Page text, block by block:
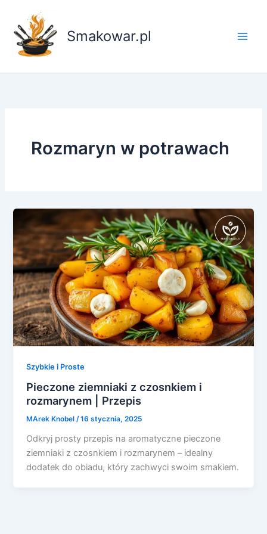
treści
Smakowar.pl
Rozmaryn w potrawach
Szybkie i Proste
Pieczone ziemniaki z czosnkiem i
rozmarynem | Przepis
MArek Knobel/16 stycznia, 2025
Odkryj prosty przepis na aromatyczne pieczone
ziemniaki z czosnkiem i rozmarynem – idealny
dodatek do obiadu, który zachwyci swoim smakiem.